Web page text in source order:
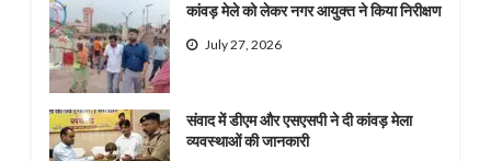
कांवड़ मेले को लेकर नगर आयुक्त ने किया निरीक्षण
July 27, 2026
संवाद में डीएम और एसएसपी ने दी कांवड़ मेला
व्यवस्थाओं की जानकारी